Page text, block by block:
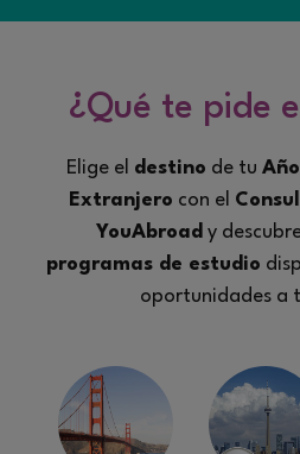
¿Qué te pide
Elige el destino de tu
Extranjero con el
YouAbroad y
programas de estudio
oportunidades a